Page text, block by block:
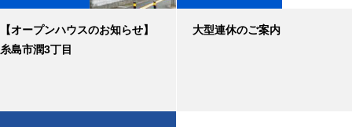
【オープンハウスのお知らせ】
糸島市潤3丁目
大型連休のご案内